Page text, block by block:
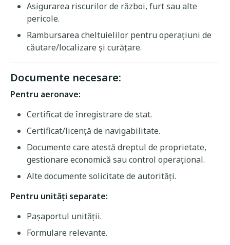
Asigurarea riscurilor de război, furt sau alte
pericole.
Rambursarea cheltuielilor pentru operațiuni de
căutare/localizare și curățare.
Documente necesare:
Pentru aeronave:
Certificat de înregistrare de stat.
Certificat/licență de navigabilitate.
Documente care atestă dreptul de proprietate,
gestionare economică sau control operațional.
Alte documente solicitate de autorități.
Pentru unități separate:
Pașaportul unității.
Formulare relevante.